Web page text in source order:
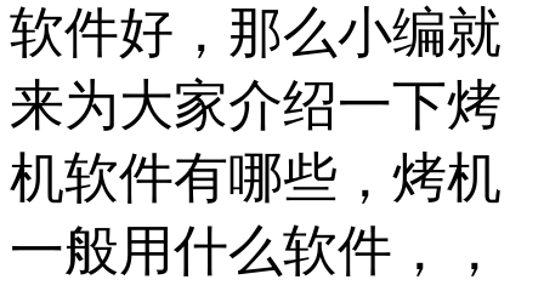
软件好，那么小编就
来为大家介绍一下烤
机软件有哪些，烤机
一般用什么软件，，